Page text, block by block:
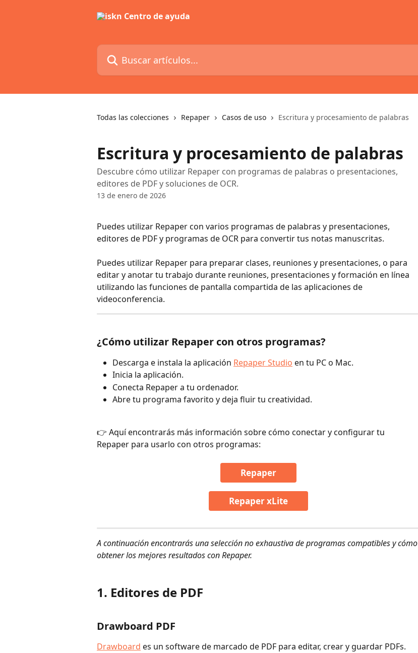
Buscar artículos...
Todas las colecciones Repaper Casos de uso Escritura y procesamiento de palabras
Escritura y procesamiento de palabras
Descubre cómo utilizar Repaper con programas de palabras o presentaciones,
editores de PDF y soluciones de OCR.
13 de enero de 2026
Puedes utilizar Repaper con varios programas de palabras y presentaciones,
editores de PDF y programas de OCR para convertir tus notas manuscritas.
Puedes utilizar Repaper para preparar clases, reuniones y presentaciones, o para
editar y anotar tu trabajo durante reuniones, presentaciones y formación en línea
utilizando las funciones de pantalla compartida de las aplicaciones de
videoconferencia.
¿Cómo utilizar Repaper con otros programas?
Descarga e instala la aplicación Repaper Studio en tu PC o Mac.
Inicia la aplicación.
Conecta Repaper a tu ordenador.
Abre tu programa favorito y deja fluir tu creatividad.
👉 Aquí encontrarás más información sobre cómo conectar y configurar tu
Repaper para usarlo con otros programas:
Repaper
Repaper xLite
A continuación encontrarás una selección no exhaustiva de programas compatibles y cómo
obtener los mejores resultados con Repaper.
1. Editores de PDF
Drawboard PDF
Drawboard es un software de marcado de PDF para editar, crear y guardar PDFs.